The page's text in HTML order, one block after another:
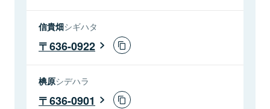
信貴畑シギハタ
636-0922
椣原シデハラ
636-0901